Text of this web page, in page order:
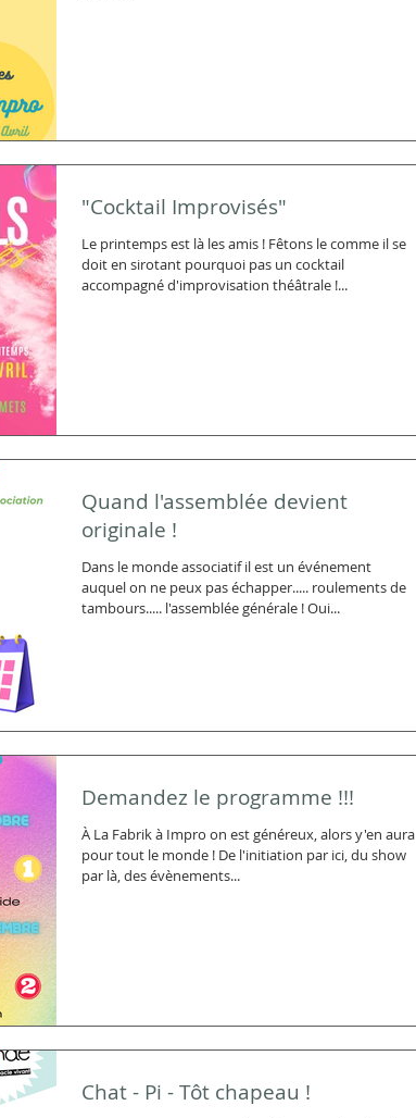
"Cocktail Improvisés"
Le printemps est là les amis ! Fêtons le comme il se
doit en sirotant pourquoi pas un cocktail
accompagné d'improvisation théâtrale !...
Quand l'assemblée devient
originale !
Dans le monde associatif il est un événement
auquel on ne peux pas échapper..... roulements de
tambours..... l'assemblée générale ! Oui...
Demandez le programme !!!
À La Fabrik à Impro on est généreux, alors y'en aura
pour tout le monde ! De l'initiation par ici, du show
par là, des évènements...
Chat - Pi - Tôt chapeau !